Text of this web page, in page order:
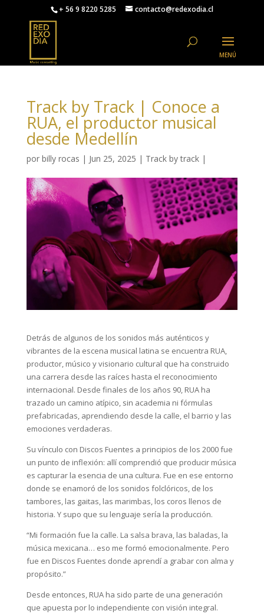
+ 56 9 8220 5285 contacto@redexodia.cl
Track by Track | Conoce a
RUA, el productor musical
desde Medellín
por billy rocas | Jun 25, 2025 | Track by track|
Detrás de algunos de los sonidos más auténticos y
vibrantes de la escena musical latina se encuentra RUA,
productor, músico y visionario cultural que ha construido
una carrera desde las raíces hasta el reconocimiento
internacional. Desde finales de los años 90, RUA ha
trazado un camino atípico, sin academia ni fórmulas
prefabricadas, aprendiendo desde la calle, el barrio y las
emociones verdaderas.
Su vínculo con Discos Fuentes a principios de los 2000 fue
un punto de inflexión: allí comprendió que producir música
es capturar la esencia de una cultura. Fue en ese entorno
donde se enamoró de los sonidos folclóricos, de los
tambores, las gaitas, las marimbas, los coros llenos de
historia. Y supo que su lenguaje sería la producción.
“Mi formación fue la calle. La salsa brava, las baladas, la
música mexicana… eso me formó emocionalmente. Pero
fue en Discos Fuentes donde aprendí a grabar con alma y
propósito.”
Desde entonces, RUA ha sido parte de una generación
que apuesta por lo independiente con visión integral.